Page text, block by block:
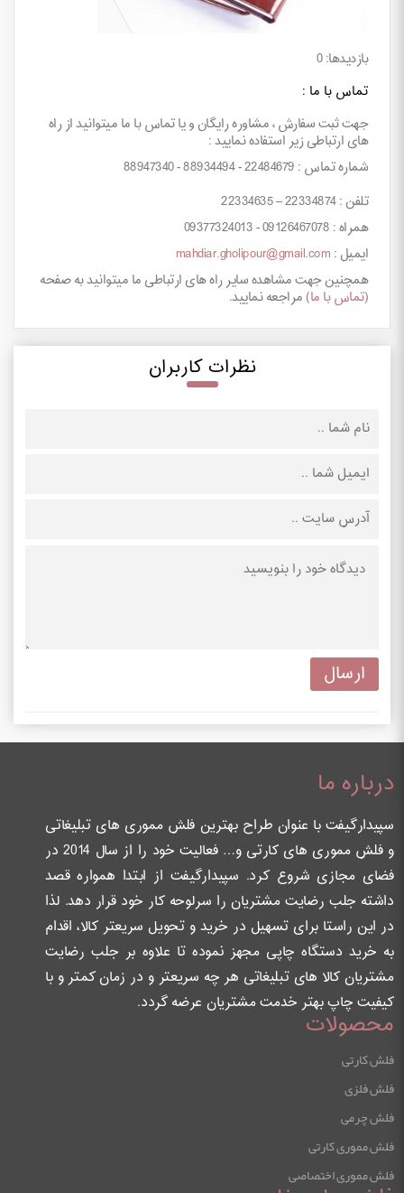
بازدیدها: 0
تماس با ما :
جهت ثبت سفارش ، مشاوره رایگان و یا تماس با ما میتوانید از راه
های ارتباطی زیر استفاده نمایید :
شماره تماس : 22484679 - 88934494 - 88947340
تلفن : 22334874 – 22334635
همراه : 09126467078 - 09377324013
ایمیل : mahdiar.gholipour@gmail.com
همچنین جهت مشاهده سایر راه های ارتباطی ما میتوانید به صفحه
(تماس با ما) مراجعه نمایید.
نظرات کاربران
درباره ما
سپیدارگیفت با عنوان طراح بهترین فلش مموری های تبلیغاتی
و فلش مموری های کارتی و… فعالیت خود را از سال 2014 در
فضای مجازی شروع کرد. سپیدارگیفت از ابتدا همواره قصد
داشته جلب رضایت مشتریان را سرلوحه کار خود قرار دهد. لذا
در این راستا برای تسهیل در خرید و تحویل سریعتر کالا، اقدام
به خرید دستگاه چاپی مجهز نموده تا علاوه بر جلب رضایت
مشتریان کالا های تبلیغاتی هر چه سریعتر و در زمان کمتر و با
کیفیت چاپ بهتر خدمت مشتریان عرضه گردد.
محصولات
فلش کارتی
فلش فلزی
فلش چرمی
فلش مموری کارتی
فلش مموری اختصاصی